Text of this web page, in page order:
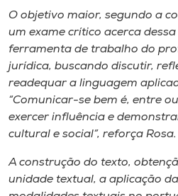
O objetivo maior, segundo a
um exame crítico acerca
ferramenta de trabalho do
jurídica, buscando discutir,
readequar a linguagem
“Comunicar-se bem é, entre
exercer influência e
cultural e social”, reforça Rosa.
A construção do texto,
unidade textual, a aplicação